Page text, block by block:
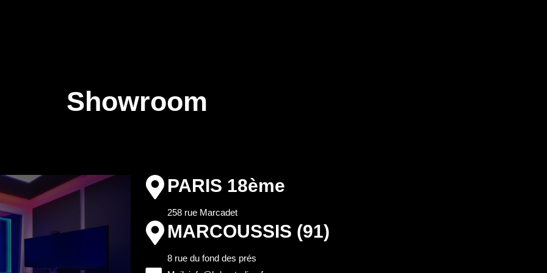
Showroom
PARIS 18ème
258 rue Marcadet
MARCOUSSIS (91)
8 rue du fond des prés